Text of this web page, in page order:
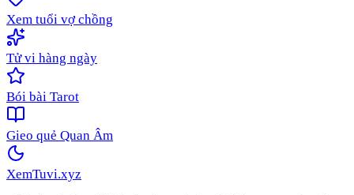
Xem tuổi vợ chồng
Tử vi hàng ngày
Bói bài Tarot
Gieo quẻ Quan Âm
XemTuvi.xyz